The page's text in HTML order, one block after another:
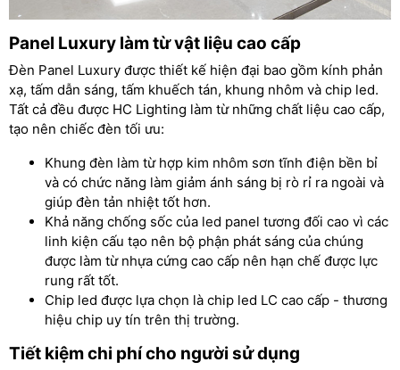
Panel Luxury làm từ vật liệu cao cấp
Đèn Panel Luxury được thiết kế hiện đại bao gồm kính phản
xạ, tấm dẫn sáng, tấm khuếch tán, khung nhôm và chip led.
Tất cả đều được HC Lighting làm từ những chất liệu cao cấp,
tạo nên chiếc đèn tối ưu:
Khung đèn làm từ hợp kim nhôm sơn tĩnh điện bền bỉ
và có chức năng làm giảm ánh sáng bị rò rỉ ra ngoài và
giúp đèn tản nhiệt tốt hơn.
Khả năng chống sốc của led panel tương đối cao vì các
linh kiện cấu tạo nên bộ phận phát sáng của chúng
được làm từ nhựa cứng cao cấp nên hạn chế được lực
rung rất tốt.
Chip led được lựa chọn là chip led LC cao cấp - thương
hiệu chip uy tín trên thị trường.
Tiết kiệm chi phí cho người sử dụng